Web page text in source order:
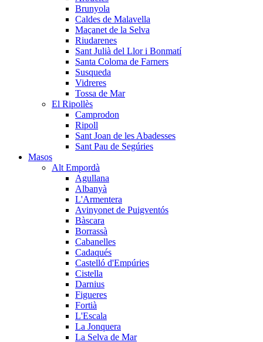
Brunyola
Caldes de Malavella
Maçanet de la Selva
Riudarenes
Sant Julià del Llor i Bonmatí
Santa Coloma de Farners
Susqueda
Vidreres
Tossa de Mar
El Ripollès
Camprodon
Ripoll
Sant Joan de les Abadesses
Sant Pau de Segúries
Masos
Alt Empordà
Agullana
Albanyà
L'Armentera
Avinyonet de Puigventós
Bàscara
Borrassà
Cabanelles
Cadaqués
Castelló d'Empúries
Cistella
Darnius
Figueres
Fortià
L'Escala
La Jonquera
La Selva de Mar